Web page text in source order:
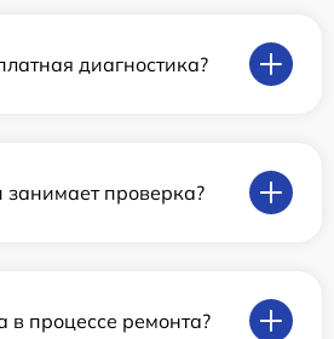
диагностика?
проверка?
в процессе ремонта?